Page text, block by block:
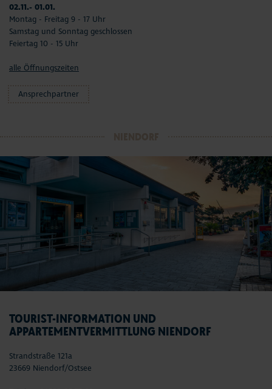
02.11.- 01.01.
Montag - Freitag 9 - 17 Uhr
Samstag und Sonntag geschlossen
Feiertag 10 - 15 Uhr
alle Öffnungszeiten
Ansprechpartner
TOURIST-INFORMATION UND
APPARTEMENTVERMITTLUNG NIENDORF
Strandstraße 121a
23669 Niendorf/Ostsee